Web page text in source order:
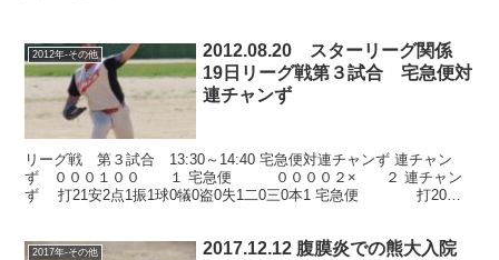
2012年-その他
2012.08.20 スターリーグ関係
19日リーグ戦第３試合 宅急便対
連チャンず
リーグ戦 第３試合 13:30～14:40 宅急便対連チャンず 連チャン
ず ０００１００ １ 宅急便 ００００２× ２ 連チャン
ず 打21安2点1振1球0犠0盗0失1二0三0本1 宅急便 打20安4
2017年-その他
2017.12.12 腹膜炎での熊大入院